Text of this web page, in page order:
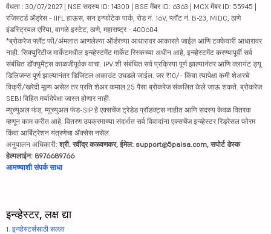
वैधता : 30/07/2027 | NSE सदस्य ID: 14300 | BSE मेंबर ID: 6363 | MCX मेंबर ID: 55945 |
रजिस्टर्ड ॲड्रेस - IIFL हाऊस, सन इन्फोटेक पार्क, रोड नं. 16V, प्लॉट नं. B-23, MIDC, ठाणे
इंडस्ट्रियल एरिया, वागळे इस्टेट, ठाणे, महाराष्ट्र - 400604
*ब्रोकरेज फ्लॅट फी/अंमलात आणलेल्या ऑर्डरच्या आधारावर आकारले जाईल आणि टक्केवारी आधारावर
नाही. सिक्युरिटीज मार्केटमधील इन्व्हेस्टमेंट मार्केट रिस्कच्या अधीन आहे, इन्व्हेस्टमेंट करण्यापूर्वी सर्व
संबंधित डॉक्युमेंट्स काळजीपूर्वक वाचा. IPV शी संबंधित सर्व प्रक्रिया पूर्ण झाल्यानंतर आणि क्लायंट ड्यू
डिलिजन्स पूर्ण झाल्यानंतर डिजिटल अकाउंट उघडले जाईल. जर ₹10/- किंवा त्यापेक्षा कमी शेअरचे
विक्री/खरेदी मूल्य असेल तर प्रति शेअर कमाल 25 पैसा ब्रोकरेज संकलित केले जाऊ शकते. ब्रोकरेज
SEBI विहित मर्यादेपेक्षा जास्त होणार नाही.
म्युच्युअल फंड, म्युच्युअल फंड-SIP हे एक्सचेंज ट्रेडेड प्रॉडक्ट्स नाहीत आणि सदस्य केवळ वितरक
म्हणून काम करीत आहे. वितरण उपक्रमाच्या संदर्भात सर्व विवादांना एक्सचेंज इन्व्हेस्टर रिड्रेसल फोरम
किंवा आर्बिट्रेशन यंत्रणेचा ॲक्सेस नसेल.
अनुपालन अधिकारी: श्री. रवींद्र कळवणकर, ईमेल: support@5paisa.com, सपोर्ट डेस्क
हेल्पलाईन: 8976689766
आमच्याशी संपर्क साधा
इन्व्हेस्टर, लक्ष द्या
1. इन्व्हेस्टर्ससाठी सल्ला